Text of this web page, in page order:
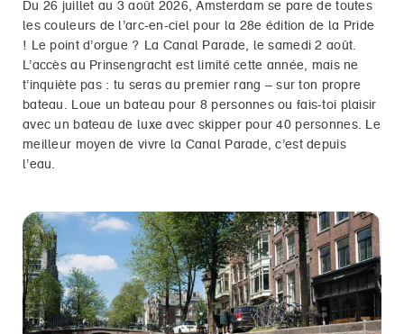
Du 26 juillet au 3 août 2026, Amsterdam se pare de toutes
les couleurs de l’arc-en-ciel pour la 28e édition de la Pride
! Le point d’orgue ? La Canal Parade, le samedi 2 août.
L’accès au Prinsengracht est limité cette année, mais ne
t’inquiète pas : tu seras au premier rang – sur ton propre
bateau. Loue un bateau pour 8 personnes ou fais-toi plaisir
avec un bateau de luxe avec skipper pour 40 personnes. Le
meilleur moyen de vivre la Canal Parade, c’est depuis
l’eau.